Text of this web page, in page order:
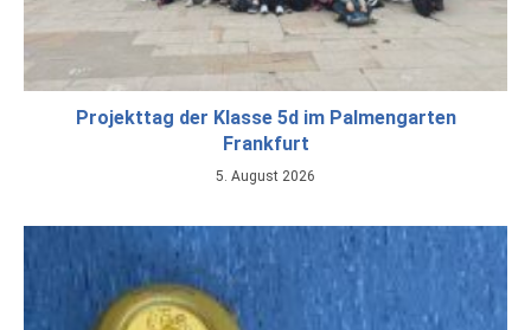
Projekttag der Klasse 5d im Palmengarten
Frankfurt
5. August 2026